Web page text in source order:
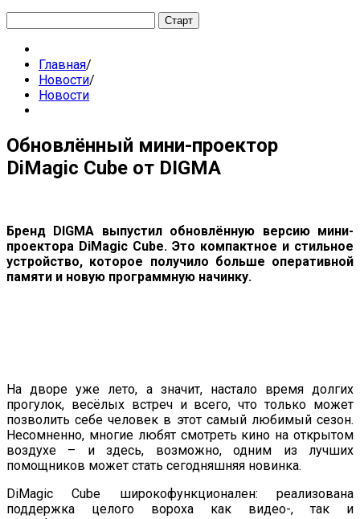
Главная/
Новости/
Новости
Обновлённый мини-проектор
DiMagic Cube от DIGMA
Бренд DIGMA выпустил обновлённую версию мини-
проектора DiMagic Cube. Это компактное и стильное
устройство, которое получило больше оперативной
памяти и новую программную начинку.
На дворе уже лето, а значит, настало время долгих
прогулок, весёлых встреч и всего, что только может
позволить себе человек в этот самый любимый сезон.
Несомненно, многие любят смотреть кино на открытом
воздухе – и здесь, возможно, одним из лучших
помощников может стать сегодняшняя новинка.
DiMagic Cube широкофункционален: реализована
поддержка целого вороха как видео-, так и